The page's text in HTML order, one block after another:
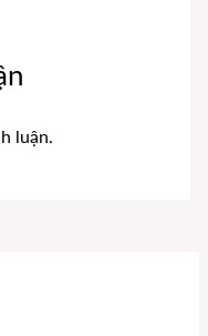
luận.